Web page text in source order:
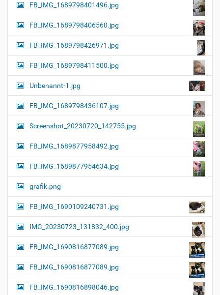
FB_IMG_1689798401496.jpg
FB_IMG_1689798406560.jpg
FB_IMG_1689798426971.jpg
FB_IMG_1689798411500.jpg
Unbenannt-1.jpg
FB_IMG_1689798436107.jpg
Screenshot_20230720_142755.jpg
FB_IMG_1689877958492.jpg
FB_IMG_1689877954634.jpg
grafik.png
FB_IMG_1690109240731.jpg
IMG_20230723_131832_400.jpg
FB_IMG_1690816877089.jpg
FB_IMG_1690816877089.jpg
FB_IMG_1690816898046.jpg